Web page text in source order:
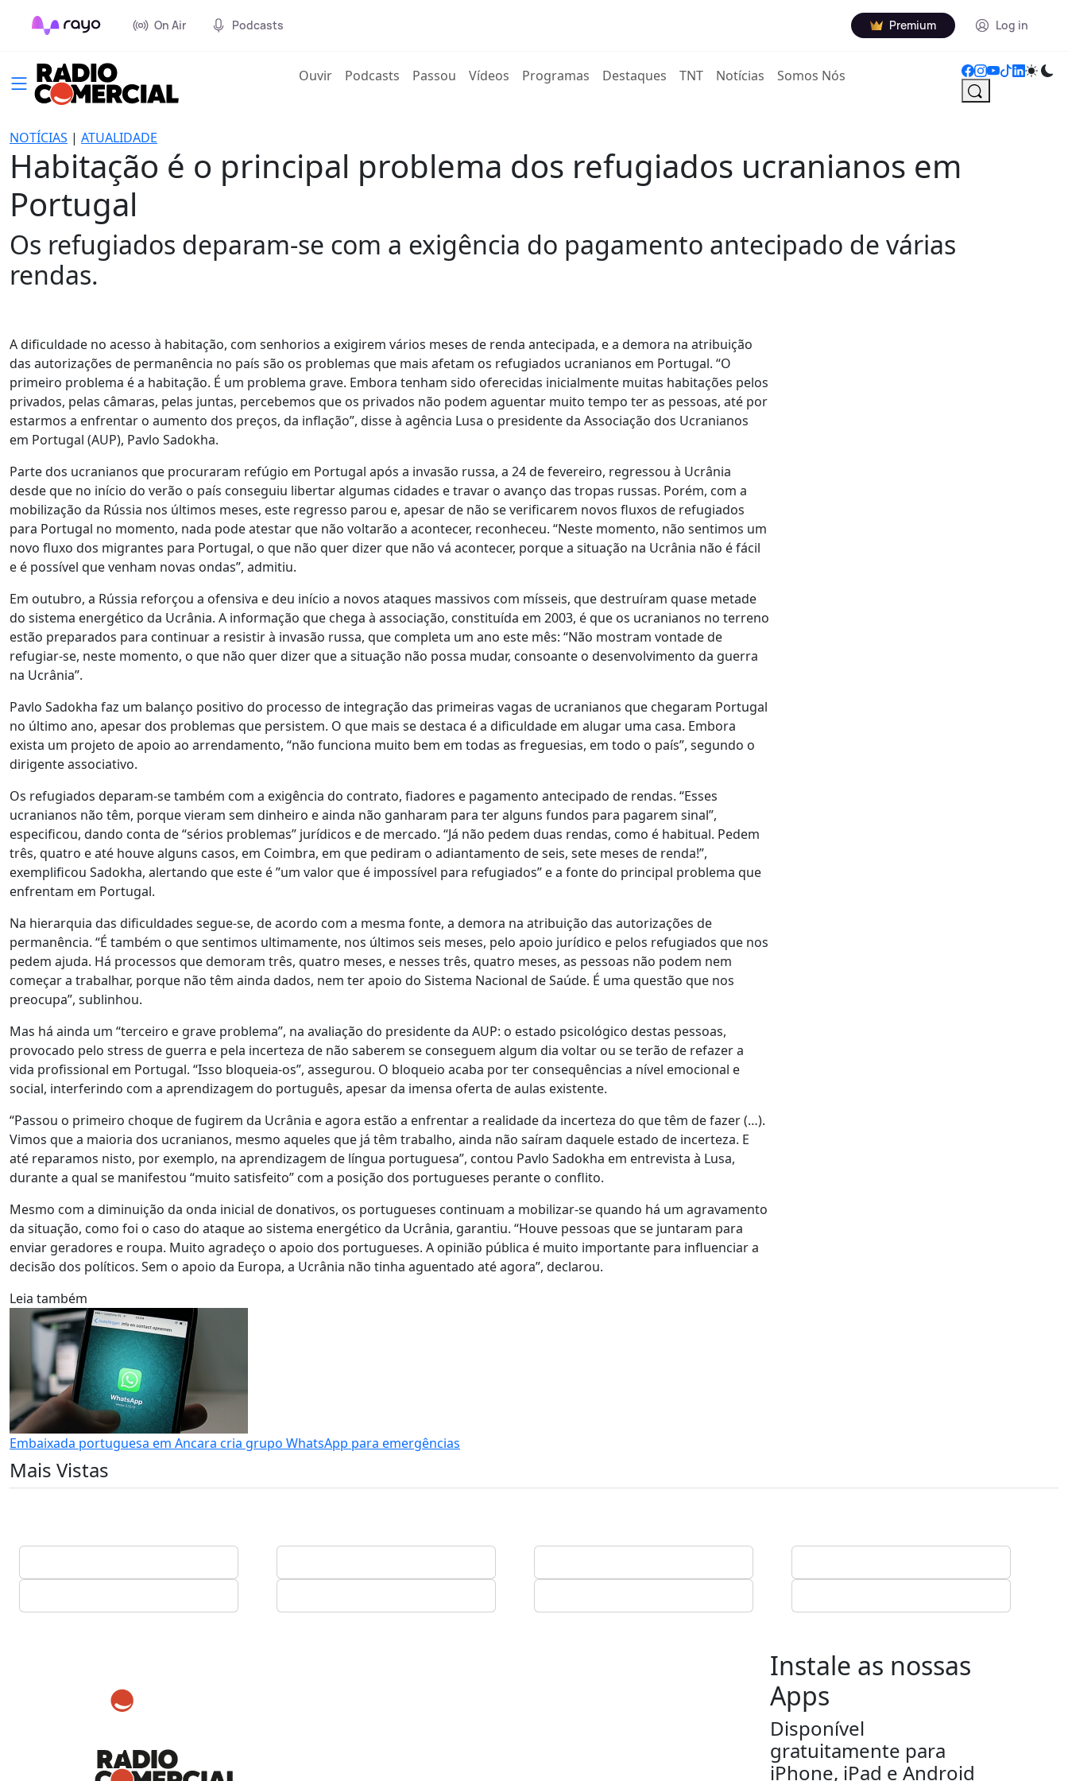
On Air Podcasts Premium Log in
Ouvir(current)
Podcasts Passou Vídeos Programas Destaques TNT Notícias Somos Nós
NOTÍCIAS | ATUALIDADE
Habitação é o principal problema dos refugiados ucranianos em
Portugal
Os refugiados deparam-se com a exigência do pagamento antecipado de várias
rendas.
A dificuldade no acesso à habitação, com senhorios a exigirem vários meses de renda antecipada, e a demora na atribuição
das autorizações de permanência no país são os problemas que mais afetam os refugiados ucranianos em Portugal. “O
primeiro problema é a habitação. É um problema grave. Embora tenham sido oferecidas inicialmente muitas habitações pelos
privados, pelas câmaras, pelas juntas, percebemos que os privados não podem aguentar muito tempo ter as pessoas, até por
estarmos a enfrentar o aumento dos preços, da inflação”, disse à agência Lusa o presidente da Associação dos Ucranianos
em Portugal (AUP), Pavlo Sadokha.
Parte dos ucranianos que procuraram refúgio em Portugal após a invasão russa, a 24 de fevereiro, regressou à Ucrânia
desde que no início do verão o país conseguiu libertar algumas cidades e travar o avanço das tropas russas. Porém, com a
mobilização da Rússia nos últimos meses, este regresso parou e, apesar de não se verificarem novos fluxos de refugiados
para Portugal no momento, nada pode atestar que não voltarão a acontecer, reconheceu. “Neste momento, não sentimos um
novo fluxo dos migrantes para Portugal, o que não quer dizer que não vá acontecer, porque a situação na Ucrânia não é fácil
e é possível que venham novas ondas”, admitiu.
Em outubro, a Rússia reforçou a ofensiva e deu início a novos ataques massivos com mísseis, que destruíram quase metade
do sistema energético da Ucrânia. A informação que chega à associação, constituída em 2003, é que os ucranianos no terreno
estão preparados para continuar a resistir à invasão russa, que completa um ano este mês: “Não mostram vontade de
refugiar-se, neste momento, o que não quer dizer que a situação não possa mudar, consoante o desenvolvimento da guerra
na Ucrânia”.
Pavlo Sadokha faz um balanço positivo do processo de integração das primeiras vagas de ucranianos que chegaram Portugal
no último ano, apesar dos problemas que persistem. O que mais se destaca é a dificuldade em alugar uma casa. Embora
exista um projeto de apoio ao arrendamento, “não funciona muito bem em todas as freguesias, em todo o país”, segundo o
dirigente associativo.
Os refugiados deparam-se também com a exigência do contrato, fiadores e pagamento antecipado de rendas. “Esses
ucranianos não têm, porque vieram sem dinheiro e ainda não ganharam para ter alguns fundos para pagarem sinal”,
especificou, dando conta de “sérios problemas” jurídicos e de mercado. “Já não pedem duas rendas, como é habitual. Pedem
três, quatro e até houve alguns casos, em Coimbra, em que pediram o adiantamento de seis, sete meses de renda!”,
exemplificou Sadokha, alertando que este é ”um valor que é impossível para refugiados” e a fonte do principal problema que
enfrentam em Portugal.
Na hierarquia das dificuldades segue-se, de acordo com a mesma fonte, a demora na atribuição das autorizações de
permanência. “É também o que sentimos ultimamente, nos últimos seis meses, pelo apoio jurídico e pelos refugiados que nos
pedem ajuda. Há processos que demoram três, quatro meses, e nesses três, quatro meses, as pessoas não podem nem
começar a trabalhar, porque não têm ainda dados, nem ter apoio do Sistema Nacional de Saúde. É uma questão que nos
preocupa”, sublinhou.
Mas há ainda um “terceiro e grave problema”, na avaliação do presidente da AUP: o estado psicológico destas pessoas,
provocado pelo stress de guerra e pela incerteza de não saberem se conseguem algum dia voltar ou se terão de refazer a
vida profissional em Portugal. “Isso bloqueia-os”, assegurou. O bloqueio acaba por ter consequências a nível emocional e
social, interferindo com a aprendizagem do português, apesar da imensa oferta de aulas existente.
“Passou o primeiro choque de fugirem da Ucrânia e agora estão a enfrentar a realidade da incerteza do que têm de fazer (…).
Vimos que a maioria dos ucranianos, mesmo aqueles que já têm trabalho, ainda não saíram daquele estado de incerteza. E
até reparamos nisto, por exemplo, na aprendizagem de língua portuguesa”, contou Pavlo Sadokha em entrevista à Lusa,
durante a qual se manifestou “muito satisfeito” com a posição dos portugueses perante o conflito.
Mesmo com a diminuição da onda inicial de donativos, os portugueses continuam a mobilizar-se quando há um agravamento
da situação, como foi o caso do ataque ao sistema energético da Ucrânia, garantiu. “Houve pessoas que se juntaram para
enviar geradores e roupa. Muito agradeço o apoio dos portugueses. A opinião pública é muito importante para influenciar a
decisão dos políticos. Sem o apoio da Europa, a Ucrânia não tinha aguentado até agora”, declarou.
Leia também
Embaixada portuguesa em Ancara cria grupo WhatsApp para emergências
Mais Vistas
Instale as nossas
Apps
Disponível
gratuitamente para
iPhone, iPad e Android